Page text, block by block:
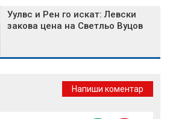
Уулвс и Рен го искат: Левски
закова цена на Светльо Вуцов
Напиши коментар